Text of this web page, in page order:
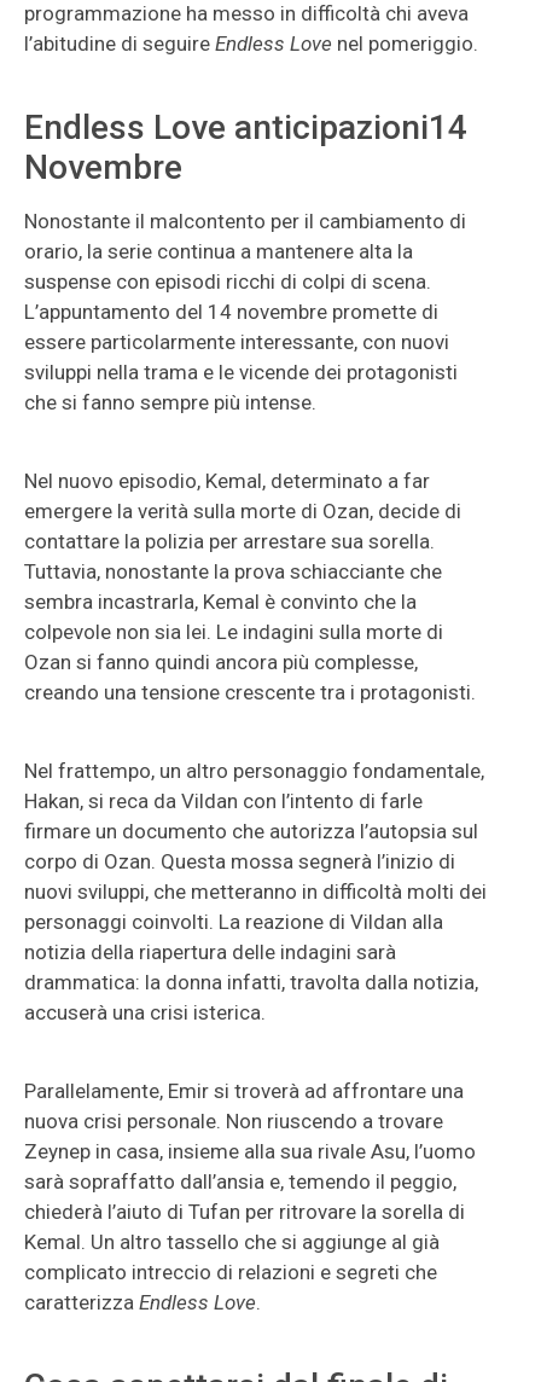
programmazione ha messo in difficoltà chi aveva
l’abitudine di seguire Endless Love nel pomeriggio.
Endless Love anticipazioni14
Novembre
Nonostante il malcontento per il cambiamento di
orario, la serie continua a mantenere alta la
suspense con episodi ricchi di colpi di scena.
L’appuntamento del 14 novembre promette di
essere particolarmente interessante, con nuovi
sviluppi nella trama e le vicende dei protagonisti
che si fanno sempre più intense.
Nel nuovo episodio, Kemal, determinato a far
emergere la verità sulla morte di Ozan, decide di
contattare la polizia per arrestare sua sorella.
Tuttavia, nonostante la prova schiacciante che
sembra incastrarla, Kemal è convinto che la
colpevole non sia lei. Le indagini sulla morte di
Ozan si fanno quindi ancora più complesse,
creando una tensione crescente tra i protagonisti.
Nel frattempo, un altro personaggio fondamentale,
Hakan, si reca da Vildan con l’intento di farle
firmare un documento che autorizza l’autopsia sul
corpo di Ozan. Questa mossa segnerà l’inizio di
nuovi sviluppi, che metteranno in difficoltà molti dei
personaggi coinvolti. La reazione di Vildan alla
notizia della riapertura delle indagini sarà
drammatica: la donna infatti, travolta dalla notizia,
accuserà una crisi isterica.
Parallelamente, Emir si troverà ad affrontare una
nuova crisi personale. Non riuscendo a trovare
Zeynep in casa, insieme alla sua rivale Asu, l’uomo
sarà sopraffatto dall’ansia e, temendo il peggio,
chiederà l’aiuto di Tufan per ritrovare la sorella di
Kemal. Un altro tassello che si aggiunge al già
complicato intreccio di relazioni e segreti che
caratterizza Endless Love.